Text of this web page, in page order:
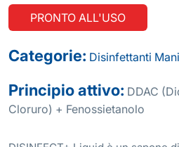
PRONTO ALL'USO
Categorie: Disinfettanti Mani
Principio attivo: DDAC
Cloruro) + Fenossietanolo